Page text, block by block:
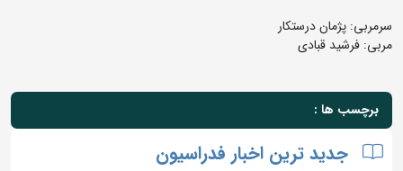
سرمربی: پژمان درستکار
مربی: فرشید قبادی
برچسب ها :
جدید ترین اخبار فدراسیون